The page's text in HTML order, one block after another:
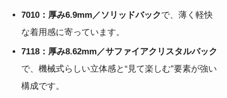
7010：厚み6.9mm／ソリッドバックで、薄く軽快
な着用感に寄っています。
7118：厚み8.62mm／サファイアクリスタルバック
で、機械式らしい立体感と“見て楽しむ”要素が強い
構成です。